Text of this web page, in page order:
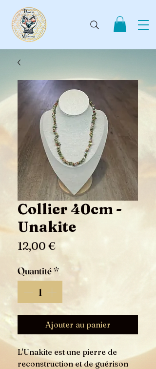
Collier 40cm -
Unakite
12,00 €Prix
Quantité*
Ajouter au panier
L'Unakite est une pierre de
reconstruction et de guérison